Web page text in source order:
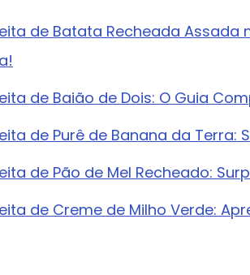
de Batata Recheada Assada
de Baião de Dois: O Guia
de Purê de Banana da Terra:
de Pão de Mel Recheado:
de Creme de Milho Verde: